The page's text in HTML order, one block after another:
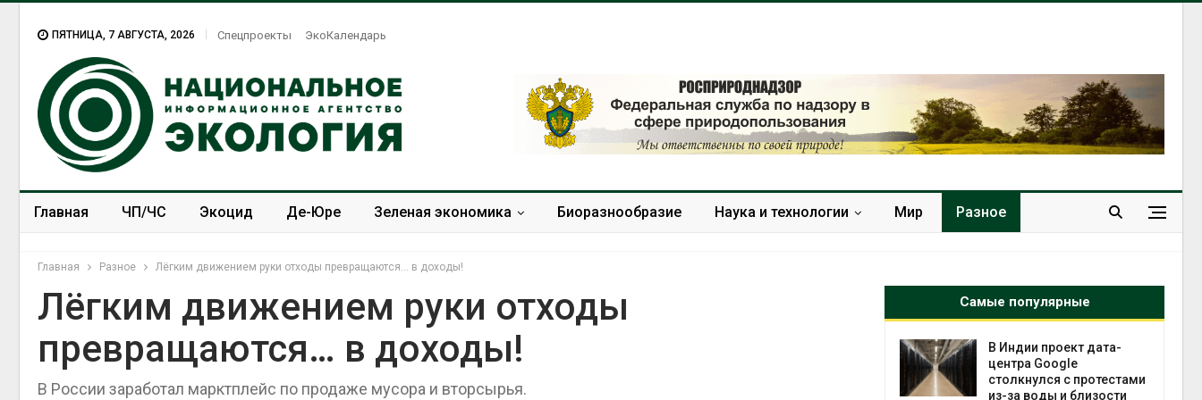
ПЯТНИЦА, 7 АВГУСТА, 2026 Спецпроекты ЭкоКалендарь
Главная ЧП/ЧС Экоцид Де-Юре Зеленая экономика Биоразнообразие Наука и технологии Мир Разное
Главная Разное Лёгким движением руки отходы превращаются… в доходы!
Лёгким движением руки отходы
превращаются… в доходы!
В России заработал марктплейс по продаже мусора и вторсырья.
Самые популярные
Дождевая вода с крыш
может помочь городам
В Индии проект дата-
центра Google
столкнулся с протестами
из-за воды и близости